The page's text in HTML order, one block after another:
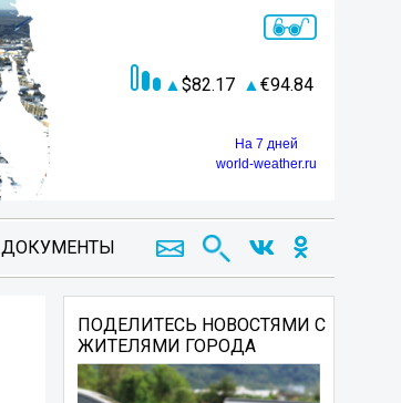
82.17 94.84
На 7 дней
world-weather.ru
ДОКУМЕНТЫ
ПОДЕЛИТЕСЬ НОВОСТЯМИ С
ЖИТЕЛЯМИ ГОРОДА